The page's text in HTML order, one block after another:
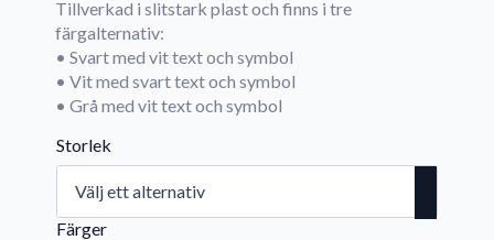
Tillverkad i slitstark plast och finns i tre
färgalternativ:
• Svart med vit text och symbol
• Vit med svart text och symbol
• Grå med vit text och symbol
Storlek
Färger